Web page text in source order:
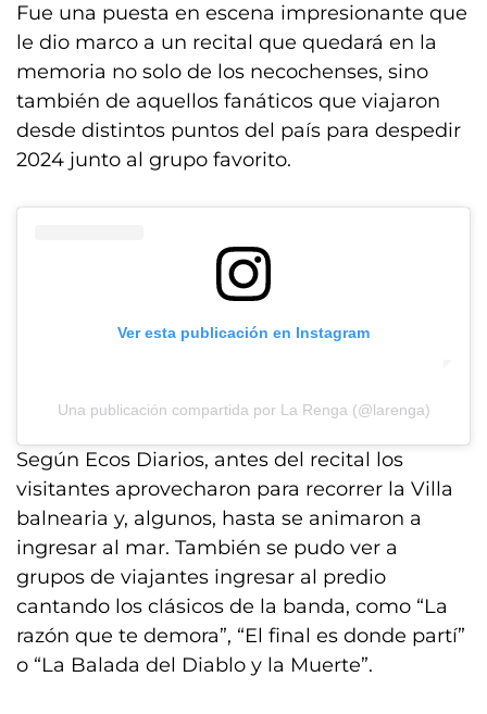
Fue una puesta en escena impresionante que
le dio marco a un recital que quedará en la
memoria no solo de los necochenses, sino
también de aquellos fanáticos que viajaron
desde distintos puntos del país para despedir
2024 junto al grupo favorito.
Ver esta publicación en Instagram
Una publicación compartida por La Renga (@larenga)
Según Ecos Diarios, antes del recital los
visitantes aprovecharon para recorrer la Villa
balnearia y, algunos, hasta se animaron a
ingresar al mar. También se pudo ver a
grupos de viajantes ingresar al predio
cantando los clásicos de la banda, como “La
razón que te demora”, “El final es donde partí”
o “La Balada del Diablo y la Muerte”.